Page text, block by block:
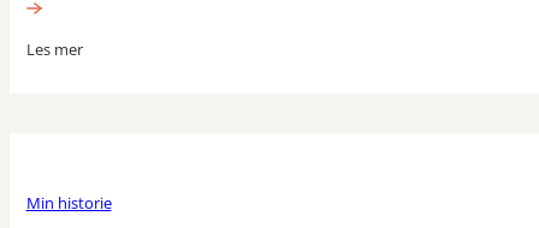
Les mer
Min historie